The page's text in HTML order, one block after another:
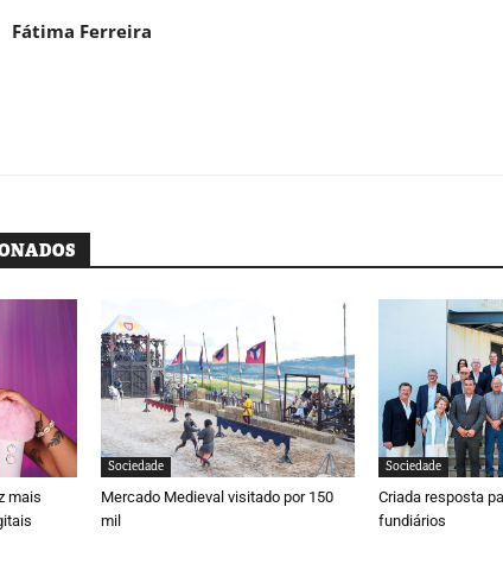
Fátima Ferreira
mais
Sociedade
Mercado Medieval visitado por 150
mil
Sociedade
Criada resposta
fundiários